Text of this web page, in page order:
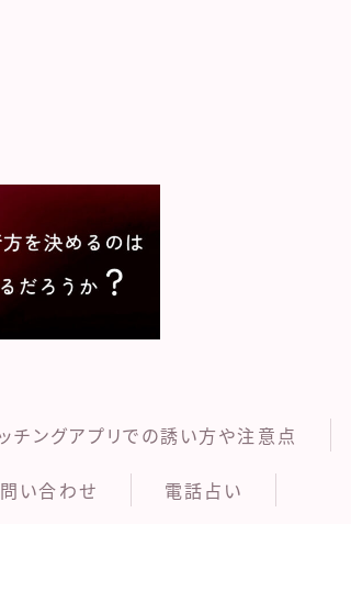
チングアプリでの誘い方や注意点
問い合わせ 電話占い